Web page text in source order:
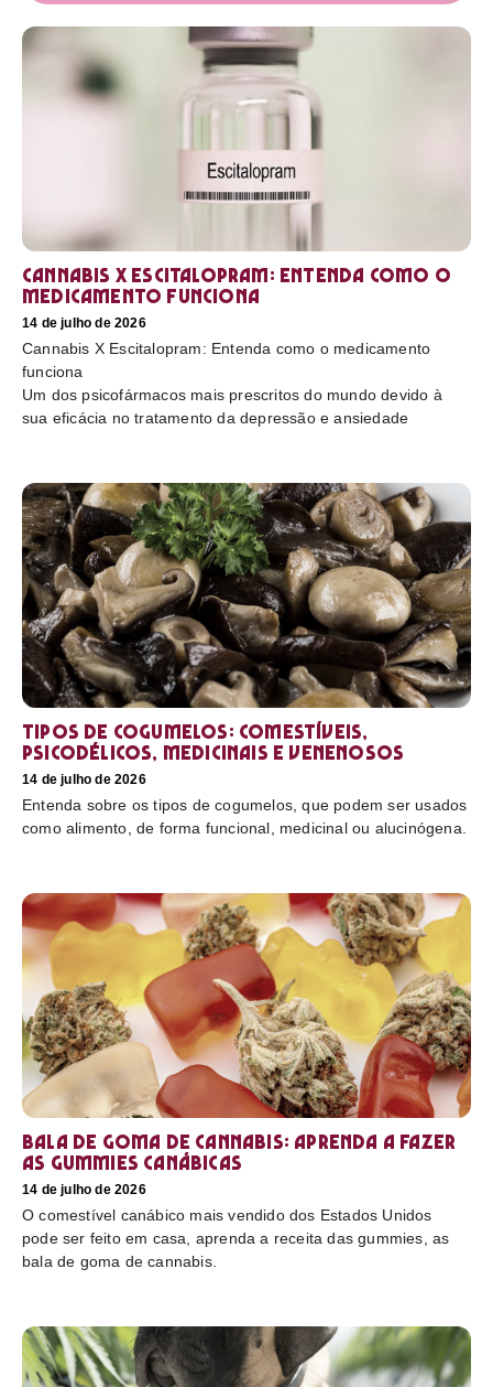
Cannabis X Escitalopram: Entenda como o
medicamento funciona
14 de julho de 2026
Cannabis X Escitalopram: Entenda como o medicamento
funciona
Um dos psicofármacos mais prescritos do mundo devido à
sua eficácia no tratamento da depressão e ansiedade
Tipos de cogumelos: comestíveis,
psicodélicos, medicinais e venenosos
14 de julho de 2026
Entenda sobre os tipos de cogumelos, que podem ser usados
como alimento, de forma funcional, medicinal ou alucinógena.
Bala de goma de cannabis: aprenda a fazer
as gummies canábicas
14 de julho de 2026
O comestível canábico mais vendido dos Estados Unidos
pode ser feito em casa, aprenda a receita das gummies, as
bala de goma de cannabis.